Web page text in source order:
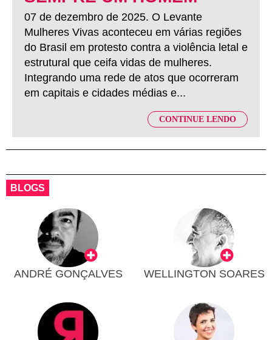
07 de dezembro de 2025. O Levante
Mulheres Vivas aconteceu em várias regiões
do Brasil em protesto contra a violência letal e
estrutural que ceifa vidas de mulheres.
Integrando uma rede de atos que ocorreram
em capitais e cidades médias e...
CONTINUE LENDO
BLOGS
ANDRÉ GONÇALVES WELLINGTON SOARES